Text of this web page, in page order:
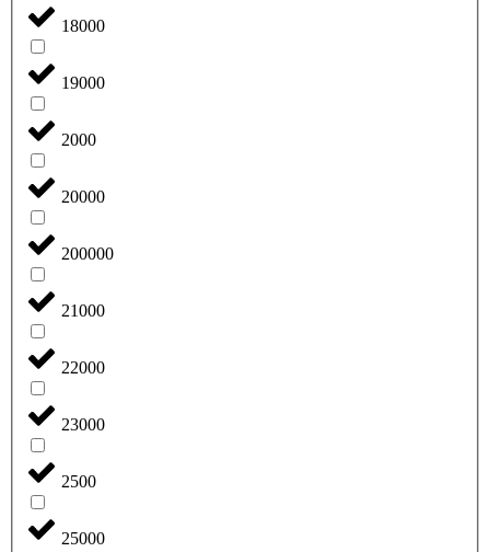
18000
19000
2000
20000
200000
21000
22000
23000
2500
25000